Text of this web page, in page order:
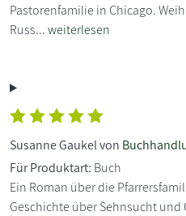
Pastorenfamilie in Chicago.
Russ...weiterlesen
Susanne Gaukel von
Für Produktart: Buch
Ein Roman über die
Geschichte über Sehnsucht